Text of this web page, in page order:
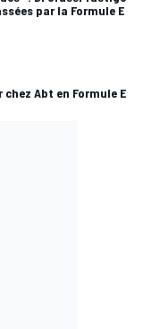
par la Formule E
Abt en Formule E